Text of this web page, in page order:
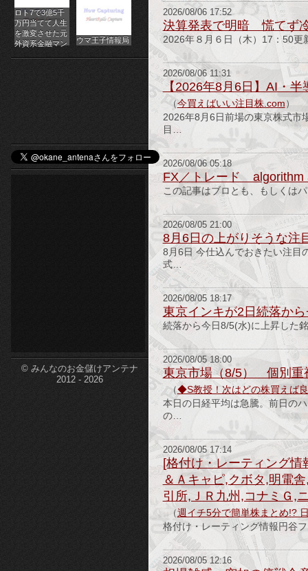
オ
ン
ラ
イ
ン
カ
ジ
ノ
etc-
ロト7で3億5千
万円当てて人生
を激変させた元
外資系金融マン
ウマ王子情報局
© みんなのお金儲けアンテナ
2012 - 2026
2026/08/06 17:52
決算発表で明暗 慌てず
2026年８月６日（木）17：50
2026/08/06 11:31
【2026年8月6日】AI・
（今買えばいい注目株.com）
2026年8月6日前場の東京株式市
目…
2026/08/06 05:18
FX／トレード algorithm
この記事はブロとも、もしくは
2026/08/05 21:00
8月6日の上がりそうな注
8月6日 今仕込んでおきたい注
式…
2026/08/05 18:17
東京インキが2日続落か
続落から今日8/5(水)に上昇した
2026/08/05 18:00
東京市場（8/5） 個別重
（◆S教授！次はどの株買えば
本日の日経平均は急騰。前日の
の…
2026/08/05 17:14
[格付け・レーティング
＆Ａキャピ,クボタ,明電
引所,ＪＲ九州,コナミＧ,
（週イチ5分で簡単株まとめ!?
格付け・レーティング
2026/08/05 12:16